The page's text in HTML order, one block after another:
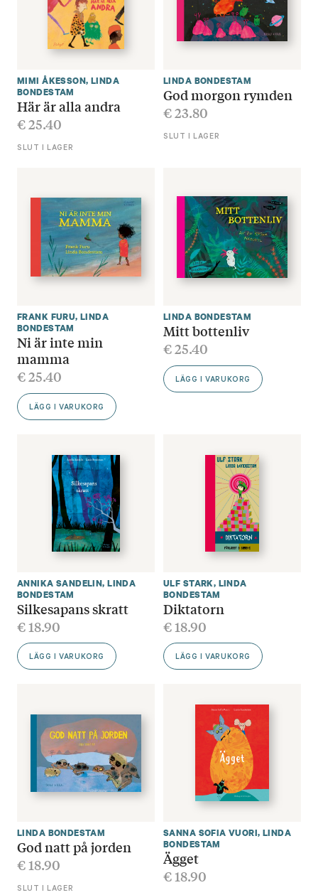
MIMI ÅKESSON, LINDA
BONDESTAM
Här är alla andra
€25.40
SLUT I LAGER
LINDA BONDESTAM
God morgon rymden
€23.80
SLUT I LAGER
FRANK FURU,LINDA
BONDESTAM
Ni är inte min
mamma
€25.40
LÄGG I VARUKORG
LINDA BONDESTAM
Mitt bottenliv
€25.40
LÄGG I VARUKORG
ANNIKA SANDELIN,LINDA
BONDESTAM
Silkesapans skratt
€18.90
LÄGG I VARUKORG
ULF STARK, LINDA
BONDESTAM
Diktatorn
€18.90
LÄGG I VARUKORG
LINDA BONDESTAM
God natt på jorden
€18.90
SLUT I LAGER
SANNA SOFIA VUORI, LINDA
BONDESTAM
Ägget
€18.90